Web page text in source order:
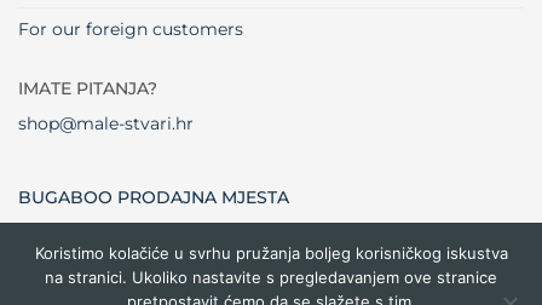
For our foreign customers
IMATE PITANJA?
shop@male-stvari.hr
BUGABOO PRODAJNA MJESTA
Visa MasterCardMaestro Dinners Credit
Cash
Koristimo kolačiće u svrhu pružanja boljeg korisničkog iskustva
na stranici. Ukoliko nastavite s pregledavanjem ove stranice